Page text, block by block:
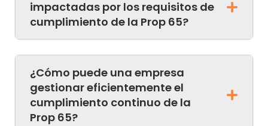
impactadas por los requisitos de
cumplimiento de la Prop 65?
¿Cómo puede una empresa
gestionar eficientemente el
cumplimiento continuo de la
Prop 65?